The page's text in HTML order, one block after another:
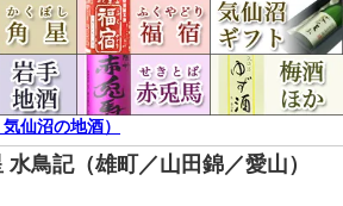
仙沼の地酒）
鳥記（雄町／山田錦／愛山）